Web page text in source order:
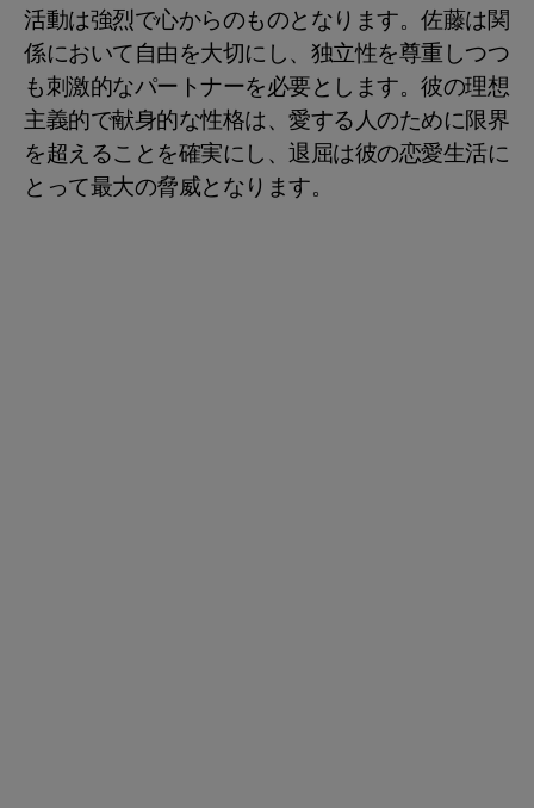
活動は強烈で心からのものとなります。佐藤は関
係において自由を大切にし、独立性を尊重しつつ
も刺激的なパートナーを必要とします。彼の理想
主義的で献身的な性格は、愛する人のために限界
を超えることを確実にし、退屈は彼の恋愛生活に
とって最大の脅威となります。